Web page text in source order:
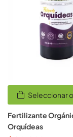
Seleccionar
Fertilizante
Orquídeas